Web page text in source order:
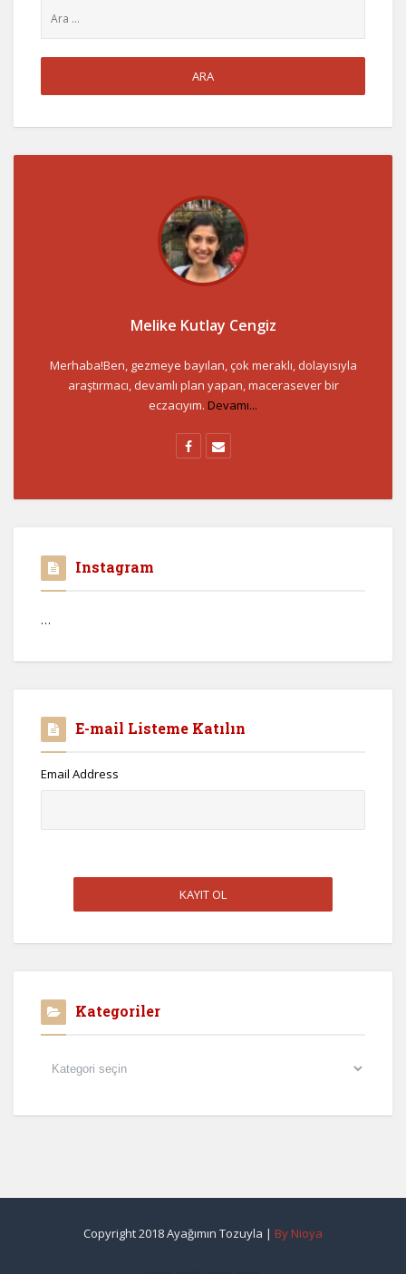
Melike Kutlay Cengiz
Merhaba!Ben, gezmeye bayılan, çok meraklı, dolayısıyla
araştırmacı, devamlı plan yapan, macerasever bir
eczacıyım. Devamı...
Instagram
…
E-mail Listeme Katılın
Email Address
Kategoriler
Kategoriler
Copyright 2018 Ayağımın Tozuyla | By Nioya